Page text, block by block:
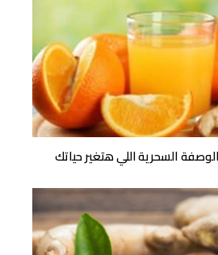
الوصفة السحرية اللي هتغير حياتك